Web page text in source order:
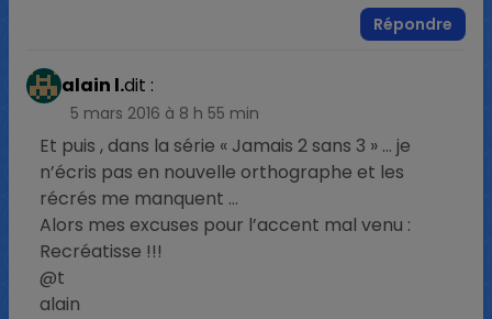
Répondre
alain l.dit :
5 mars 2016 à 8 h 55 min
Et puis , dans la série « Jamais 2 sans 3 » … je
n’écris pas en nouvelle orthographe et les
récrés me manquent …
Alors mes excuses pour l’accent mal venu :
Recréatisse !!!
@t
alain